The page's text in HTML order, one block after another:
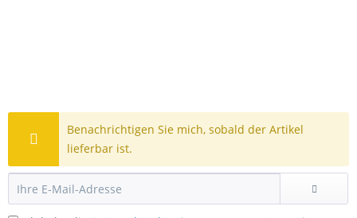
Benachrichtigen Sie mich, sobald der Artikel
lieferbar ist.